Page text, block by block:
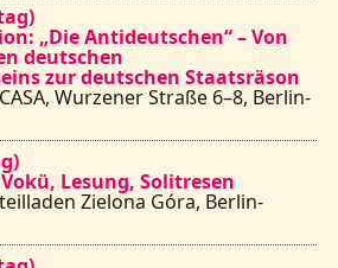
Kontakt
„Die Antideutschen“ – Von
deutschen
zur deutschen Staatsräson
Wurzener Straße 6–8, Berlin-
Lesung, Solitresen
Zielona Góra, Berlin-